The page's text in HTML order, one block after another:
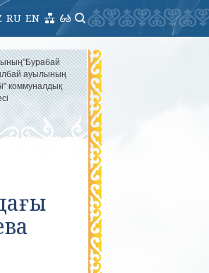
EN
RU
ауылының
коммуналдық